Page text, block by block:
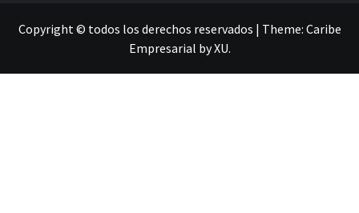
Copyright © todos los derechos reservados | Theme: Caribe
Empresarial byXU.